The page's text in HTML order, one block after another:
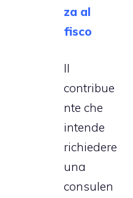
za al
fisco
Il
contribue
nte che
intende
richiedere
una
consulen